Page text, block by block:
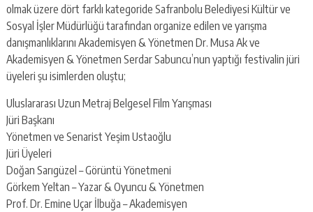
olmak üzere dört farklı kategoride Safranbolu Belediyesi Kültür ve
Sosyal İşler Müdürlüğü tarafından organize edilen ve yarışma
danışmanlıklarını Akademisyen & Yönetmen Dr. Musa Ak ve
Akademisyen & Yönetmen Serdar Sabuncu’nun yaptığı festivalin jüri
üyeleri şu isimlerden oluştu;
Uluslararası Uzun Metraj Belgesel Film Yarışması
Jüri Başkanı
Yönetmen ve Senarist Yeşim Ustaoğlu
Jüri Üyeleri
Doğan Sarıgüzel – Görüntü Yönetmeni
Görkem Yeltan – Yazar & Oyuncu & Yönetmen
Prof. Dr. Emine Uçar İlbuğa – Akademisyen